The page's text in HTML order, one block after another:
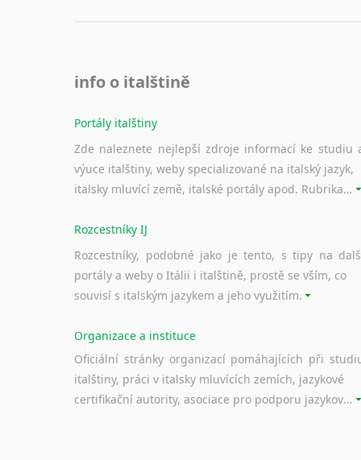
info o italštině
Portály italštiny
Zde naleznete nejlepší zdroje informací ke studiu
výuce italštiny, weby specializované na italský jazyk,
italsky mluvící země, italské portály apod. Rubrika obsahuje zejména komplexní a maximálně kvalitní stránky využitelné ke studiu italštiny.
Rozcestníky IJ
Rozcestníky, podobné jako je tento, s tipy na
portály a weby o Itálii i italštině, prostě se vším, co
souvisí s italským jazykem a jeho využitím.
Organizace a instituce
Oficiální stránky organizací pomáhajících při
italštiny, práci v italsky mluvících zemích, jazykové
certifikační autority, asociace pro podporu jazykového vzdělávání ad.